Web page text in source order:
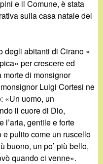
e il Comune, è stata
sulla casa natale del
degli abitanti di Cirano »
per crescere ed
di monsignor
Luigi Cortesi ne
«Un uomo, un
il cuore di Dio,
l’aria, gentile e forte
e pulito come un ruscello
buono, un po’ più bello,
quando ci venne».